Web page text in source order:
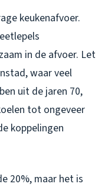
keukenafvoer.
in de afvoer. Let
waar veel
uit de jaren 70,
tot ongeveer
koppelingen
20%, maar het is